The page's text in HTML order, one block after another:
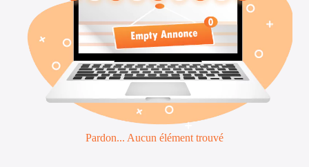
Services
Pardon... Aucun élément trouvé